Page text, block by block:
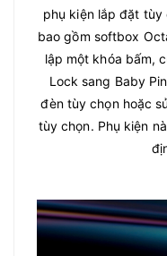
phụ kiện lắp đặt tùy
bao gồm softbox
lập một khóa bấm,
Lock sang Baby
đèn tùy chọn hoặc
tùy chọn. Phụ kiện